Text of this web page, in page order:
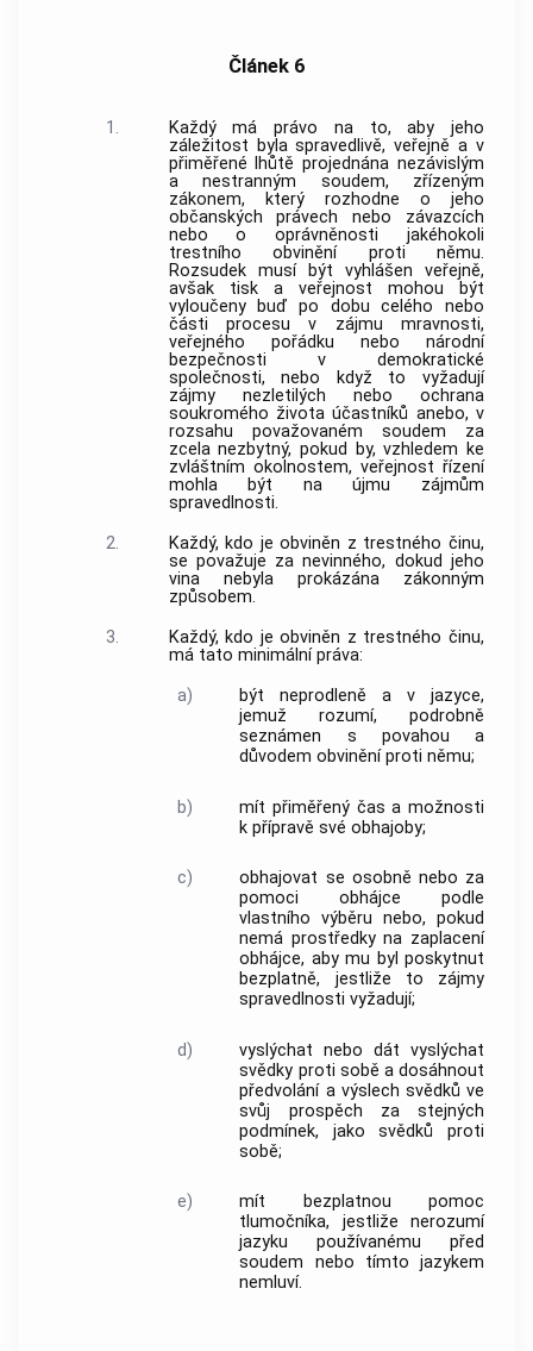
Článek 6
1.
Každý má právo na to, aby jeho
záležitost byla spravedlivě, veřejně a v
přiměřené lhůtě projednána nezávislým
a nestranným soudem, zřízeným
zákonem, který rozhodne o jeho
občanských právech nebo závazcích
nebo o oprávněnosti jakéhokoli
trestního obvinění proti němu.
Rozsudek musí být vyhlášen veřejně,
avšak tisk a veřejnost mohou být
vyloučeny buď po dobu celého nebo
části procesu v zájmu mravnosti,
veřejného pořádku nebo národní
bezpečnosti v demokratické
společnosti, nebo když to vyžadují
zájmy nezletilých nebo ochrana
soukromého života účastníků anebo, v
rozsahu považovaném soudem za
zcela nezbytný, pokud by, vzhledem ke
zvláštním okolnostem, veřejnost řízení
mohla být na újmu zájmům
spravedlnosti.
2.
Každý, kdo je obviněn z trestného činu,
se považuje za nevinného, dokud jeho
vina nebyla prokázána zákonným
způsobem.
3.
Každý, kdo je obviněn z trestného činu,
má tato minimální práva:
a)
být neprodleně a v jazyce,
jemuž rozumí, podrobně
seznámen s povahou a
důvodem obvinění proti němu;
b)
mít přiměřený čas a možnosti
k přípravě své obhajoby;
c)
obhajovat se osobně nebo za
pomoci obhájce podle
vlastního výběru nebo, pokud
nemá prostředky na zaplacení
obhájce, aby mu byl poskytnut
bezplatně, jestliže to zájmy
spravedlnosti vyžadují;
d)
vyslýchat nebo dát vyslýchat
svědky proti sobě a dosáhnout
předvolání a výslech svědků ve
svůj prospěch za stejných
podmínek, jako svědků proti
sobě;
e)
mít bezplatnou pomoc
tlumočníka, jestliže nerozumí
jazyku používanému před
soudem nebo tímto jazykem
nemluví.